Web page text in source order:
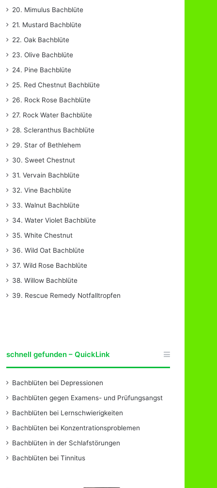
20. Mimulus Bachblüte
21. Mustard Bachblüte
22. Oak Bachblüte
23. Olive Bachblüte
24. Pine Bachblüte
25. Red Chestnut Bachblüte
26. Rock Rose Bachblüte
27. Rock Water Bachblüte
28. Scleranthus Bachblüte
29. Star of Bethlehem
30. Sweet Chestnut
31. Vervain Bachblüte
32. Vine Bachblüte
33. Walnut Bachblüte
34. Water Violet Bachblüte
35. White Chestnut
36. Wild Oat Bachblüte
37. Wild Rose Bachblüte
38. Willow Bachblüte
39. Rescue Remedy Notfalltropfen
schnell gefunden – QuickLink
Bachblüten bei Depressionen
Bachblüten gegen Examens- und Prüfungsangst
Bachblüten bei Lernschwierigkeiten
Bachblüten bei Konzentrationsproblemen
Bachblüten in der Schlafstörungen
Bachblüten bei Tinnitus